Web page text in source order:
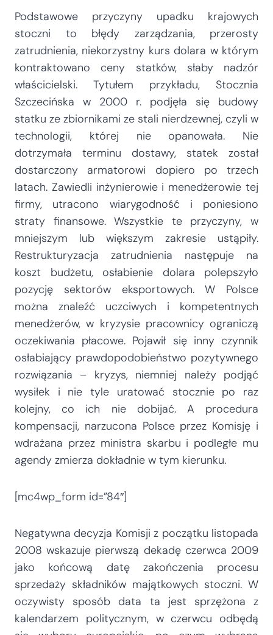
Podstawowe przyczyny upadku krajowych
stoczni to błędy zarządzania, przerosty
zatrudnienia, niekorzystny kurs dolara w którym
kontraktowano ceny statków, słaby nadzór
właścicielski. Tytułem przykładu, Stocznia
Szczecińska w 2000 r. podjęła się budowy
statku ze zbiornikami ze stali nierdzewnej, czyli w
technologii, której nie opanowała. Nie
dotrzymała terminu dostawy, statek został
dostarczony armatorowi dopiero po trzech
latach. Zawiedli inżynierowie i menedżerowie tej
firmy, utracono wiarygodność i poniesiono
straty finansowe. Wszystkie te przyczyny, w
mniejszym lub większym zakresie ustąpiły.
Restrukturyzacja zatrudnienia następuje na
koszt budżetu, osłabienie dolara polepszyło
pozycję sektorów eksportowych. W Polsce
można znaleźć uczciwych i kompetentnych
menedżerów, w kryzysie pracownicy ograniczą
oczekiwania płacowe. Pojawił się inny czynnik
osłabiający prawdopodobieństwo pozytywnego
rozwiązania – kryzys, niemniej należy podjąć
wysiłek i nie tyle uratować stocznie po raz
kolejny, co ich nie dobijać. A procedura
kompensacji, narzucona Polsce przez Komisję i
wdrażana przez ministra skarbu i podległe mu
agendy zmierza dokładnie w tym kierunku.
[mc4wp_form id=”84″]
Negatywna decyzja Komisji z początku listopada
2008 wskazuje pierwszą dekadę czerwca 2009
jako końcową datę zakończenia procesu
sprzedaży składników majątkowych stoczni. W
oczywisty sposób data ta jest sprzężona z
kalendarzem politycznym, w czerwcu odbędą